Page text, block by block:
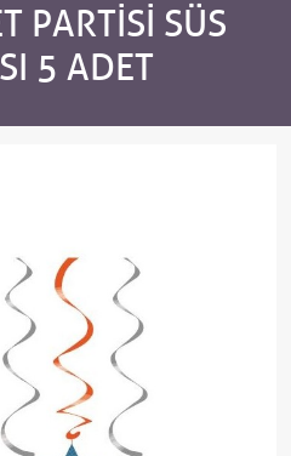
PARTISI SÜS
5 ADET